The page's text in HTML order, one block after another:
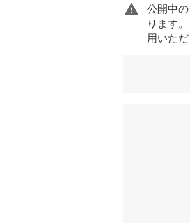
公開中
ります
用いた